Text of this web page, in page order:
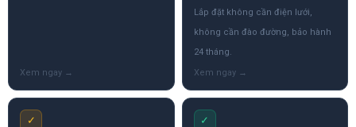
Lắp đặt không cần điện lưới,
không cần đào đường, bảo hành
24 tháng.
✓ ✓